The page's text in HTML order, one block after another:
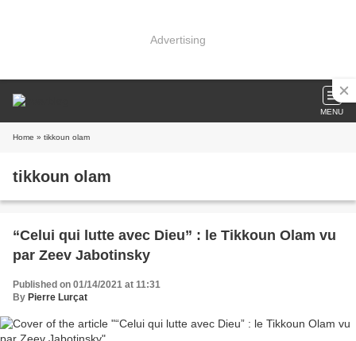
Advertising
MENU
Home » tikkoun olam
tikkoun olam
“Celui qui lutte avec Dieu” : le Tikkoun Olam vu
par Zeev Jabotinsky
Published on 01/14/2021 at 11:31
By Pierre Lurçat